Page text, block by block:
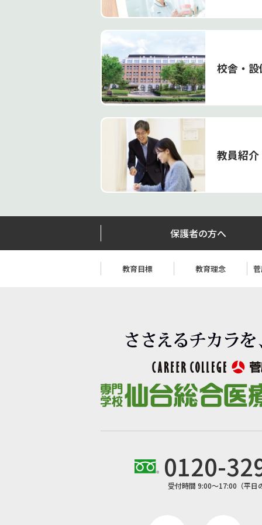
校舎・
教員紹介
保護者の方へ
教育目標 教育理念
0120-
受付時間 9:00〜17:00（平日